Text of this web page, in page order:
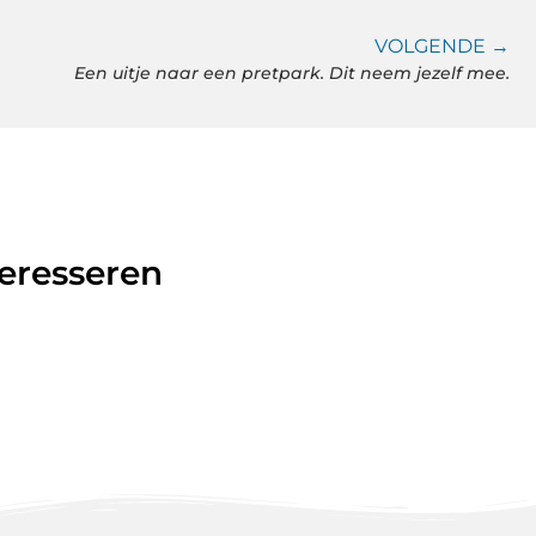
VOLGENDE →
Een uitje naar een pretpark. Dit neem jezelf mee.